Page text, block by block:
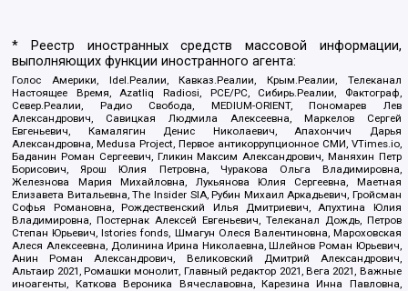
* Реестр иностранных средств массовой информации,
выполняющих функции иностранного агента:
Голос Америки, Idel.Реалии, Кавказ.Реалии, Крым.Реалии, Телеканал
Настоящее Время, Azatliq Radiosi, PCE/PC, Сибирь.Реалии, Фактограф,
Север.Реалии, Радио Свобода, MEDIUM-ORIENT, Пономарев Лев
Александрович, Савицкая Людмила Алексеевна, Маркелов Сергей
Евгеньевич, Камалягин Денис Николаевич, Апахончич Дарья
Александровна, Medusa Project, Первое антикоррупционное СМИ, VTimes.io,
Баданин Роман Сергеевич, Гликин Максим Александрович, Маняхин Петр
Борисович, Ярош Юлия Петровна, Чуракова Ольга Владимировна,
Железнова Мария Михайловна, Лукьянова Юлия Сергеевна, Маетная
Елизавета Витальевна, The Insider SIA, Рубин Михаил Аркадьевич, Гройсман
Софья Романовна, Рождественский Илья Дмитриевич, Апухтина Юлия
Владимировна, Постернак Алексей Евгеньевич, Телеканал Дождь, Петров
Степан Юрьевич, Istories fonds, Шмагун Олеся Валентиновна, Мароховская
Алеся Алексеевна, Долинина Ирина Николаевна, Шлейнов Роман Юрьевич,
Анин Роман Александрович, Великовский Дмитрий Александрович,
Альтаир 2021, Ромашки монолит, Главный редактор 2021, Вега 2021, Важные
иноагенты, Каткова Вероника Вячеславовна, Карезина Инна Павловна,